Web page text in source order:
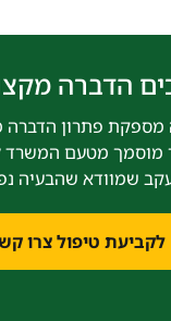
הדברה
מספקת פתרון הדברה
מוסמך מטעם המשרד
שמוודא שהבעיה
לקביעת טיפול צרו